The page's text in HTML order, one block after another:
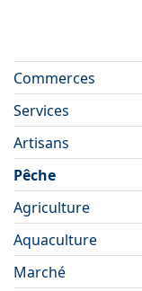
Commerces
Services
Artisans
Pêche
Agriculture
Aquaculture
Marché